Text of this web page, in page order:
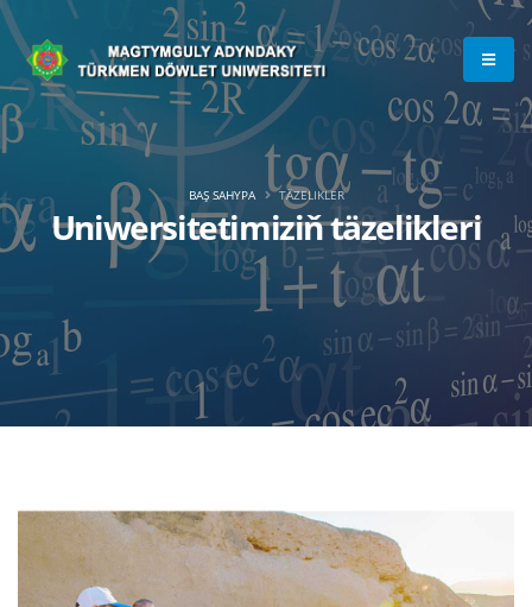
Uniwersitetimiziň täzelikleri
BAŞ SAHYPA TÄZELIKLER